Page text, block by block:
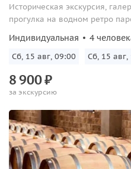
Историческая экскурсия,
прогулка на водном ретро
Индивидуальная 4
Сб, 15 авг, 09:00 Сб, 15 авг,
8900₽
за экскурсию